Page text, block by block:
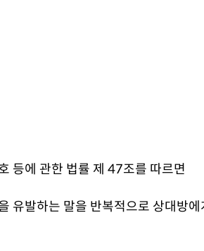
등에 관한 법률 제 47조를 따르면
유발하는 말을 반복적으로 상대방